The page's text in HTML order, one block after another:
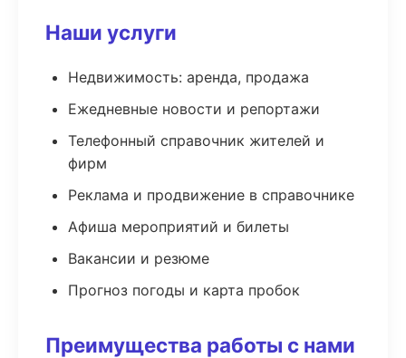
Наши услуги
Недвижимость: аренда, продажа
Ежедневные новости и репортажи
Телефонный справочник жителей и
фирм
Реклама и продвижение в справочнике
Афиша мероприятий и билеты
Вакансии и резюме
Прогноз погоды и карта пробок
Преимущества работы с нами